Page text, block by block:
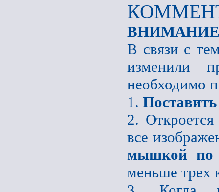
В связи с
изменили
необходимо
1.
2.
все
мышкой по
меньше трех